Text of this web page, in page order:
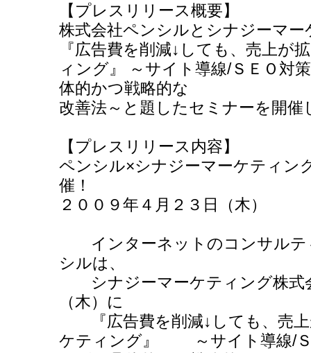
【プレスリリース概要】
株式会社ペンシルとシナジーマ
『広告費を削減↓しても、売上が
ィング』 ～サイト導線/ＳＥＯ対
体的かつ戦略的な
改善法～と題したセミナーを開催
【プレスリリース内容】
ペンシル×シナジーマーケティン
催！
２００９年４月２３日（木）
インターネットのコンサルテ
シルは、
シナジーマーケティング株式
（木）に
『広告費を削減↓しても、売上
ケティング』 ～サイト導線/Ｓ